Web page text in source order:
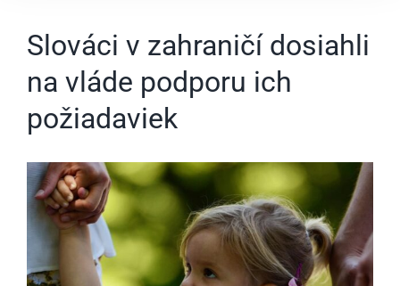
Slováci v zahraničí dosiahli
na vláde podporu ich
požiadaviek
Zobraziť
väčší
obrázok